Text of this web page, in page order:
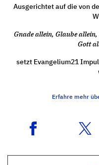
Ausgerichtet auf die von
Gnade allein, Glaube
Gott
setzt Evangelium21
Erfahre mehr